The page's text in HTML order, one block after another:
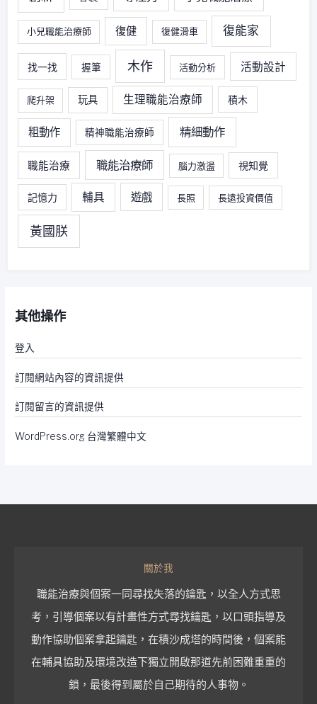
小兒職能治療師 復健 復健滑車 復能家
找一找 握筆 木作 活動分析 活動設計
爬升架 玩具 生理職能治療師 積木
粗動作 精神職能治療師 精細動作
職能治療 職能治療師 腦力激盪 視知覺
記憶力 輔具 遊戲 長照 長遠投資價值
黃國朕
其他操作
登入
訂閱網站內容的資訊提供
訂閱留言的資訊提供
WordPress.org 台灣繁體中文
關於我
職能治療與個案一同尋找失落的鑰匙，以全人方式思
考，引導個案以有計畫性方式尋找鑰匙，以口頭指導及
動作協助個案拿起鑰匙，在積沙成塔的時間後，個案能
在輔具協助及環境改造下獨立開啟那道先前困難重重的
鎖，最後得到屬於自己期待的人事物。